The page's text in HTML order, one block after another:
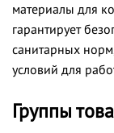
материалы для
гарантирует
санитарных
условий для
Группы